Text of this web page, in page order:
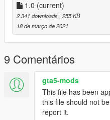
1.0 (current)
2.341 downloads , 255 KB
18 de março de 2021
9 Comentários
gta5-mods
This file has been
this file should not
report it.